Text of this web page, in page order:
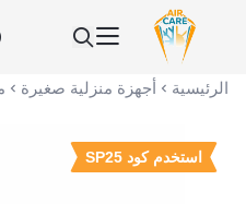
عناية الهواء | شريك
الرئيسية أجهزة منزلية صغيرة
استخدم كود SP25